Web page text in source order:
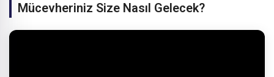
Mücevheriniz Size Nasıl Gelecek?